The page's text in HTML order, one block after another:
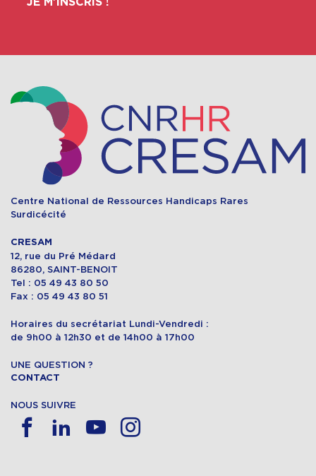
Centre National de Ressources Handicaps Rares
Surdicécité
CRESAM
12, rue du Pré Médard
86280, SAINT-BENOIT
Tel : 05 49 43 80 50
Fax : 05 49 43 80 51
Horaires du secrétariat Lundi-Vendredi :
de 9h00 à 12h30 et de 14h00 à 17h00
UNE QUESTION ?
CONTACT
NOUS SUIVRE